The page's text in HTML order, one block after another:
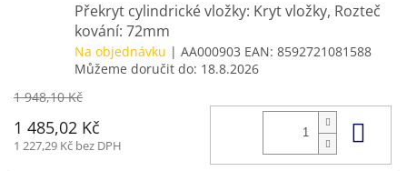
Překryt cylindrické vložky: Kryt vložky, Rozteč
kování: 72mm
Na objednávku | AA000903 EAN: 8592721081588
Můžeme doručit do: 18.8.2026
1 948,10 Kč
1 485,02 Kč
1 227,29 Kč bez DPH